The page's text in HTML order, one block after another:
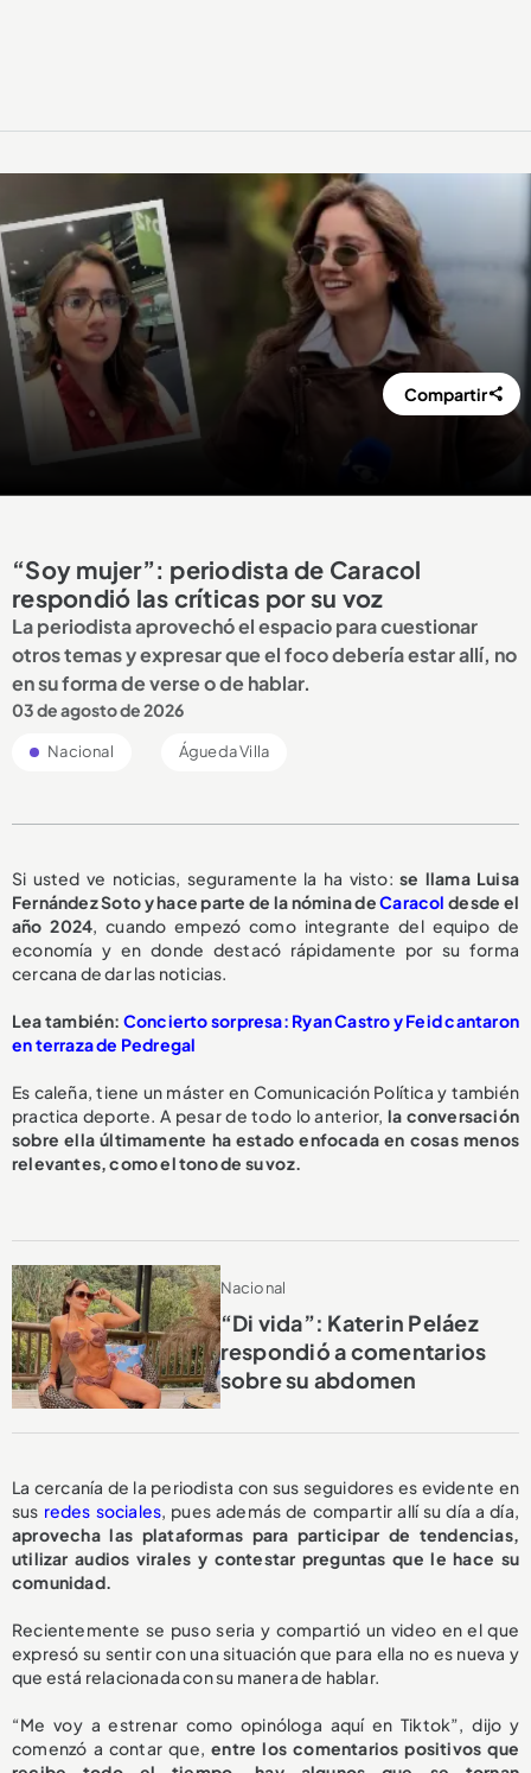
Compartir
“Soy mujer”: periodista de Caracol
respondió las críticas por su voz
La periodista aprovechó el espacio para cuestionar
otros temas y expresar que el foco debería estar allí, no
en su forma de verse o de hablar.
03 de agosto de 2026
Nacional Águeda Villa
Si usted ve noticias, seguramente la ha visto:se llama Luisa
Fernández Soto y hace parte de la nómina deCaracol desde el
año 2024 , cuando empezó como integrante del equipo de
economía y en donde destacó rápidamente por su forma
cercana de dar las noticias.
Lea también: Concierto sorpresa: Ryan Castro y Feid cantaron
en terraza de Pedregal
Es caleña, tiene un máster en Comunicación Política y también
practica deporte. A pesar de todo lo anterior, la conversación
sobre ella últimamente ha estado enfocada en cosas menos
relevantes, como el tono de su voz.
Nacional
“Di vida”: Katerin Peláez
respondió a comentarios
sobre su abdomen
La cercanía de la periodista con sus seguidores es evidente en
sus redes sociales , pues además de compartir allí su día a día,
aprovecha las plataformas para participar de tendencias,
utilizar audios virales y contestar preguntas que le hace su
comunidad.
Recientemente se puso seria y compartió un video en el que
expresó su sentir con una situación que para ella no es nueva y
que está relacionada con su manera de hablar.
“Me voy a estrenar como opinóloga aquí en Tiktok”, dijo y
comenzó a contar que,entre los comentarios positivos que